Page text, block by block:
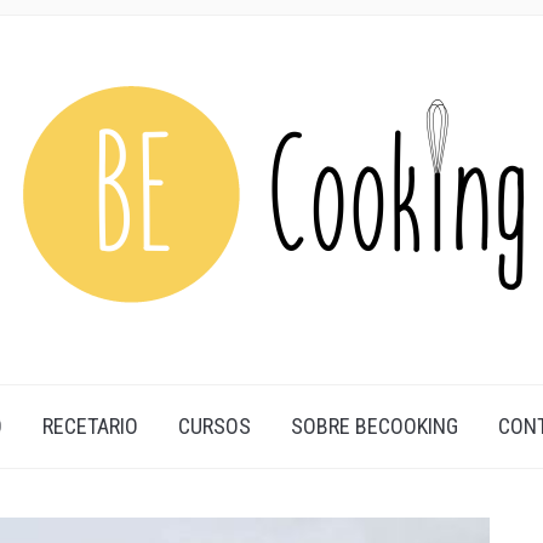
RECETARIO CURSOS SOBRE BECOOKING